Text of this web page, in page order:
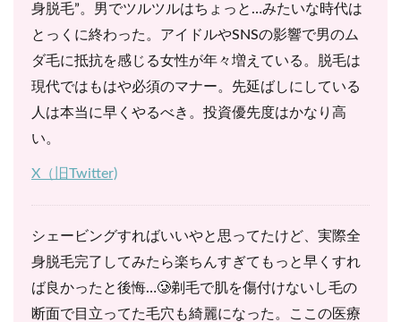
身脱毛”。男でツルツルはちょっと…みたいな時代は
とっくに終わった。アイドルやSNSの影響で男のム
ダ毛に抵抗を感じる女性が年々増えている。脱毛は
現代ではもはや必須のマナー。先延ばしにしている
人は本当に早くやるべき。投資優先度はかなり高
い。
X（旧Twitter)
シェービングすればいいやと思ってたけど、実際全
身脱毛完了してみたら楽ちんすぎてもっと早くすれ
ば良かったと後悔…🥲剃毛で肌を傷付けないし毛の
断面で目立ってた毛穴も綺麗になった。ここの医療